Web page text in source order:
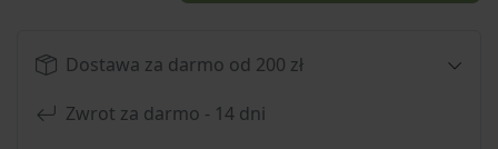
Dostawa za darmo od 200 zł
Zwrot za darmo - 14 dni